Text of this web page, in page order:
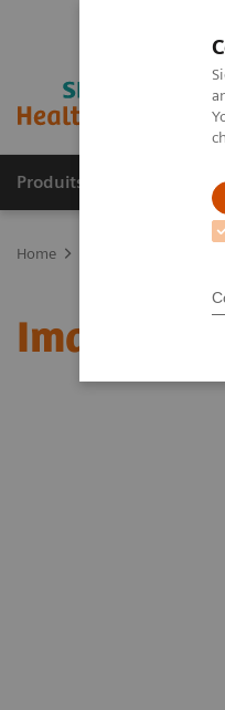
Produits & services
Home
Image 82